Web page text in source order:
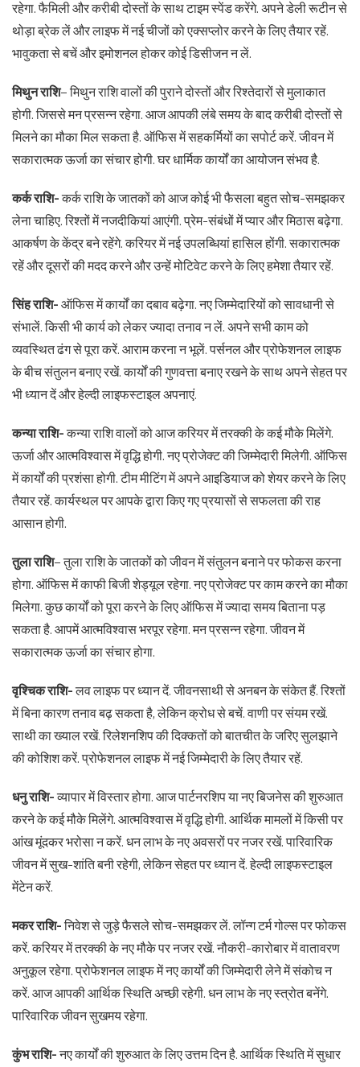
रहेगा. फैमिली और करीबी दोस्तों के साथ टाइम स्पेंड करेंगे. अपने डेली रूटीन से
थोड़ा ब्रेक लें और लाइफ में नई चीजों को एक्सप्लोर करने के लिए तैयार रहें.
भावुकता से बचें और इमोशनल होकर कोई डिसीजन न लें.
मिथुन राशि– मिथुन राशि वालों की पुराने दोस्तों और रिश्तेदारों से मुलाकात
होगी. जिससे मन प्रसन्न रहेगा. आज आपकी लंबे समय के बाद करीबी दोस्तों से
मिलने का मौका मिल सकता है. ऑफिस में सहकर्मियों का सपोर्ट करें. जीवन में
सकारात्मक ऊर्जा का संचार होगी. घर धार्मिक कार्यों का आयोजन संभव है.
कर्क राशि-कर्क राशि के जातकों को आज कोई भी फैसला बहुत सोच-समझकर
लेना चाहिए. रिश्तों में नजदीकियां आएंगी. प्रेम-संबंधों में प्यार और मिठास बढ़ेगा.
आकर्षण के केंद्र बने रहेंगे. करियर में नई उपलब्धियां हासिल होंगी. सकारात्मक
रहें और दूसरों की मदद करने और उन्हें मोटिवेट करने के लिए हमेशा तैयार रहें.
सिंह राशि- ऑफिस में कार्यों का दबाव बढ़ेगा. नए जिम्मेदारियों को सावधानी से
संभालें. किसी भी कार्य को लेकर ज्यादा तनाव न लें. अपने सभी काम को
व्यवस्थित ढंग से पूरा करें. आराम करना न भूलें. पर्सनल और प्रोफेशनल लाइफ
के बीच संतुलन बनाए रखें. कार्यों की गुणवत्ता बनाए रखने के साथ अपने सेहत पर
भी ध्यान दें और हेल्दी लाइफस्टाइल अपनाएं.
कन्या राशि-कन्या राशि वालों को आज करियर में तरक्की के कई मौके मिलेंगे.
ऊर्जा और आत्मविश्वास में वृद्धि होगी. नए प्रोजेक्ट की जिम्मेदारी मिलेगी. ऑफिस
में कार्यों की प्रशंसा होगी. टीम मीटिंग में अपने आइडियाज को शेयर करने के लिए
तैयार रहें. कार्यस्थल पर आपके द्वारा किए गए प्रयासों से सफलता की राह
आसान होगी.
तुला राशि– तुला राशि के जातकों को जीवन में संतुलन बनाने पर फोकस करना
होगा. ऑफिस में काफी बिजी शेड्यूल रहेगा. नए प्रोजेक्ट पर काम करने का मौका
मिलेगा. कुछ कार्यों को पूरा करने के लिए ऑफिस में ज्यादा समय बिताना पड़
सकता है. आपमें आत्मविश्वास भरपूर रहेगा. मन प्रसन्न रहेगा. जीवन में
सकारात्मक ऊर्जा का संचार होगा.
वृश्चिक राशि-लव लाइफ पर ध्यान दें. जीवनसाथी से अनबन के संकेत हैं. रिश्तों
में बिना कारण तनाव बढ़ सकता है, लेकिन क्रोध से बचें. वाणी पर संयम रखें.
साथी का ख्याल रखें. रिलेशनशिप की दिक्कतों को बातचीत के जरिए सुलझाने
की कोशिश करें. प्रोफेशनल लाइफ में नई जिम्मेदारी के लिए तैयार रहें.
धनु राशि-व्यापार में विस्तार होगा. आज पार्टनरशिप या नए बिजनेस की शुरुआत
करने के कई मौके मिलेंगे. आत्मविश्वास में वृद्धि होगी. आर्थिक मामलों में किसी पर
आंख मूंदकर भरोसा न करें. धन लाभ के नए अवसरों पर नजर रखें. पारिवारिक
जीवन में सुख-शांति बनी रहेगी, लेकिन सेहत पर ध्यान दें. हेल्दी लाइफस्टाइल
मेंटेन करें.
मकर राशि-निवेश से जुड़े फैसले सोच-समझकर लें. लॉन्ग टर्म गोल्स पर फोकस
करें. करियर में तरक्की के नए मौके पर नजर रखें. नौकरी-कारोबार में वातावरण
अनुकूल रहेगा. प्रोफेशनल लाइफ में नए कार्यों की जिम्मेदारी लेने में संकोच न
करें. आज आपकी आर्थिक स्थिति अच्छी रहेगी. धन लाभ के नए स्त्रोत बनेंगे.
पारिवारिक जीवन सुखमय रहेगा.
कुंभ राशि-नए कार्यों की शुरुआत के लिए उत्तम दिन है. आर्थिक स्थिति में सुधार